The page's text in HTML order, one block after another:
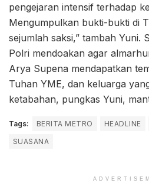
pengejaran intensif terhadap
Mengumpulkan bukti-bukti di
sejumlah saksi,” tambah Yuni.
Polri mendoakan agar
Arya Supena mendapatkan
Tuhan YME, dan keluarga
ketabahan, pungkas Yuni,
Tags: BERITA METRO HEADLINE
SUASANA